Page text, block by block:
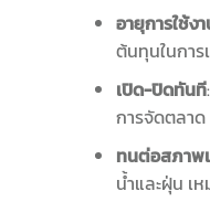
อายุการใช้ง
ต้นทุนในกา
เปิด-ปิดทันที
การจัดตลาด
ทนต่อสภาพ
น้ำและฝุ่น เ